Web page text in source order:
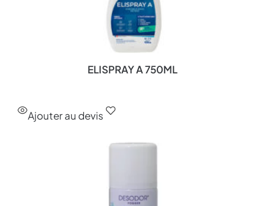
ELISPRAY A 750ML
Ajouter au devis